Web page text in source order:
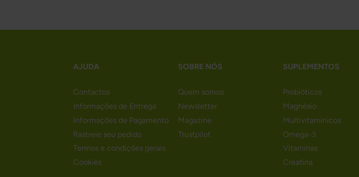
AJUDA
Contactos
Informações de Entrega
Informações de Pagamento
Rastreie seu pedido
Termos e condições gerais
Cookies
SOBRE NÓS
Quem somos
Newsletter
Magazine
Trustpilot
SUPLEMENTOS
Probióticos
Magnésio
Multivitamínicos
Omega-3
Vitaminas
Creatina